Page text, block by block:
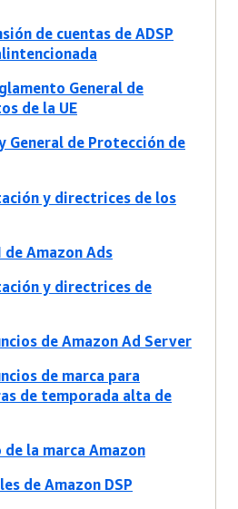
de cuentas de ADSP
General de
de la UE
General de Protección de
y directrices de los
Amazon Ads
y directrices de
de Amazon Ad Server
de marca para
de temporada alta de
la marca Amazon
de Amazon DSP